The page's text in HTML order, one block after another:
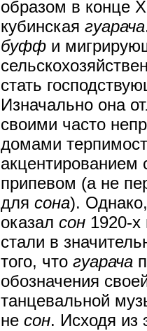
образом в конце
кубинская гуарача
буфф и
стать
Изначально она
своими часто
домами
акцентированием
припевом (а не
для сона).
оказал сон 1920-х
стали в
того, что гуарача
обозначения
танцевальной
не сон. Исходя из